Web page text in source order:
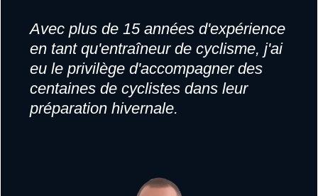
Avec plus de 15 années d'expérience
en tant qu'entraîneur de cyclisme, j'ai
eu le privilège d'accompagner des
centaines de cyclistes dans leur
préparation hivernale.